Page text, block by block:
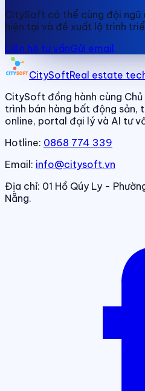
CitySoft có thể cùng đội ngũ
hiện tại và đề xuất lộ trình
Liên hệ tư vấnGửi email
CitySoftReal estate
CitySoft đồng hành cùng
trình bán hàng bất động sản,
online, portal đại lý và AI tư
Hotline: 0868 774 339
Email: info@citysoft.vn
Địa chỉ: 01 Hồ Qúy Ly -
Nẵng.